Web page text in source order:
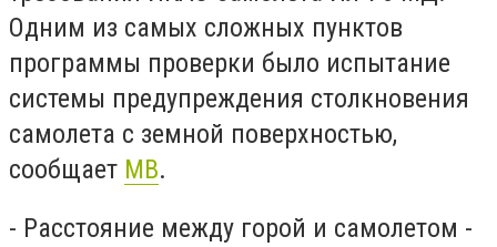
Одним из самых сложных пунктов
программы проверки было испытание
системы предупреждения столкновения
самолета с земной поверхностью,
сообщает МВ.
- Расстояние между горой и самолетом -